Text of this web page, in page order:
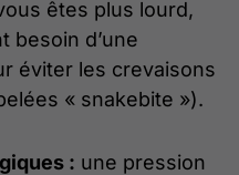
êtes plus lourd,
besoin d’une
éviter les crevaisons
« snakebite »).
: une pression